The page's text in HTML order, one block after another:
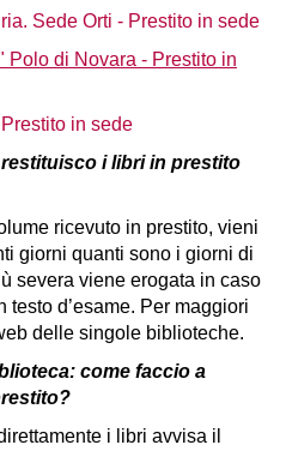
Sede Orti - Prestito in sede
Polo di Novara - Prestito in
in sede
i libri in prestito
ricevuto in prestito, vieni
giorni quanti sono i giorni di
severa viene erogata in caso
d’esame. Per maggiori
delle singole biblioteche.
come faccio a
i libri avvisa il